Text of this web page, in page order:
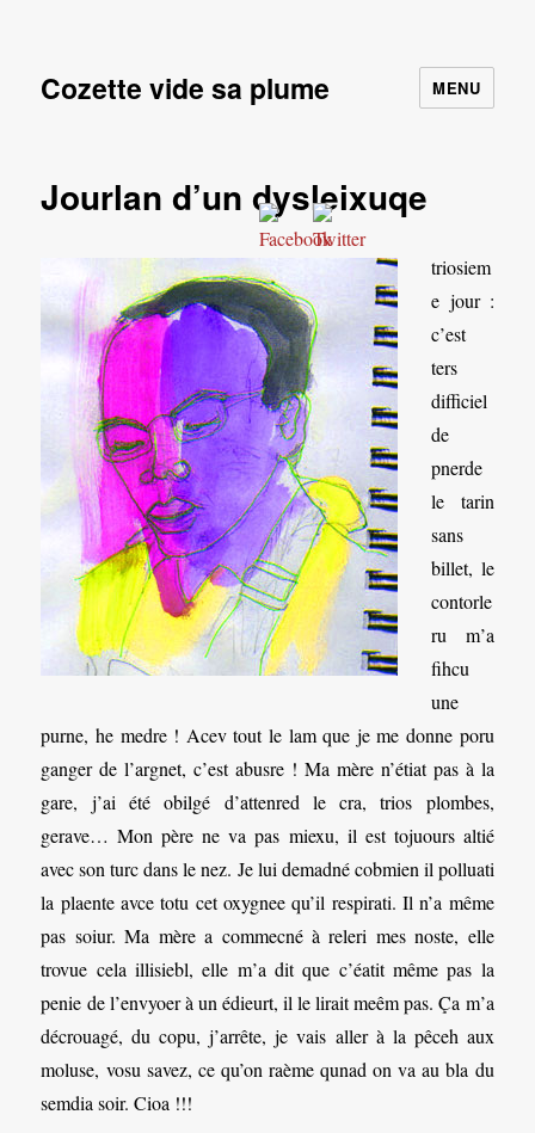
Cozette vide sa plume MENU
Jourlan d’un dysleixuqe
triosiem
e jour :
c’est
ters
difficiel
de
pnerde
le tarin
sans
billet, le
contorle
ru m’a
fihcu
une
purne, he medre ! Acev tout le lam que je me donne poru
ganger de l’argnet, c’est abusre ! Ma mère n’étiat pas à la
gare, j’ai été obilgé d’attenred le cra, trios plombes,
gerave… Mon père ne va pas miexu, il est tojuours altié
avec son turc dans le nez. Je lui demadné cobmien il polluati
la plaente avce totu cet oxygnee qu’il respirati. Il n’a même
pas soiur. Ma mère a commecné à releri mes noste, elle
trovue cela illisiebl, elle m’a dit que c’éatit même pas la
penie de l’envyoer à un édieurt, il le lirait meêm pas. Ça m’a
décrouagé, du copu, j’arrête, je vais aller à la pêceh aux
moluse, vosu savez, ce qu’on raème qunad on va au bla du
semdia soir. Cioa !!!